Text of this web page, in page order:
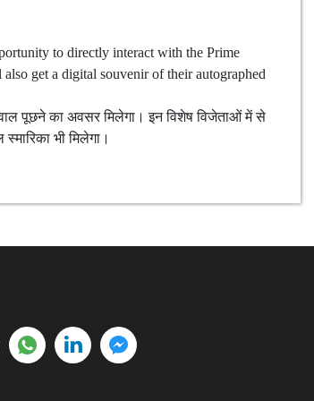
to directly interact with the Prime
get a digital souvenir of their autographed
पूछने का अवसर मिलेगा। इन विशेष विजेताओं में से
भी मिलेगा।